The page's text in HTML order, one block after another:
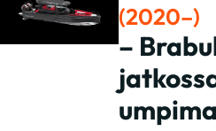
(2020–)
–